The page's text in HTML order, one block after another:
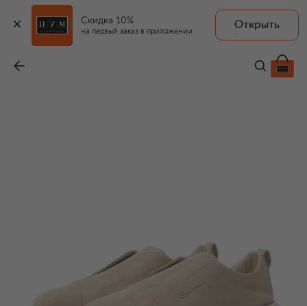
Скидка 10%
на первый заказ в приложении
Открыть
72 450 ₽